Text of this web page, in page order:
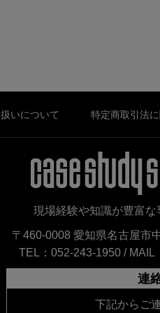
いについて 特定商取引法
現場経験や知識が豊富
〒460-0008 愛知県名古屋市
TEL：052-243-1950 / MAIL
連
下記からご